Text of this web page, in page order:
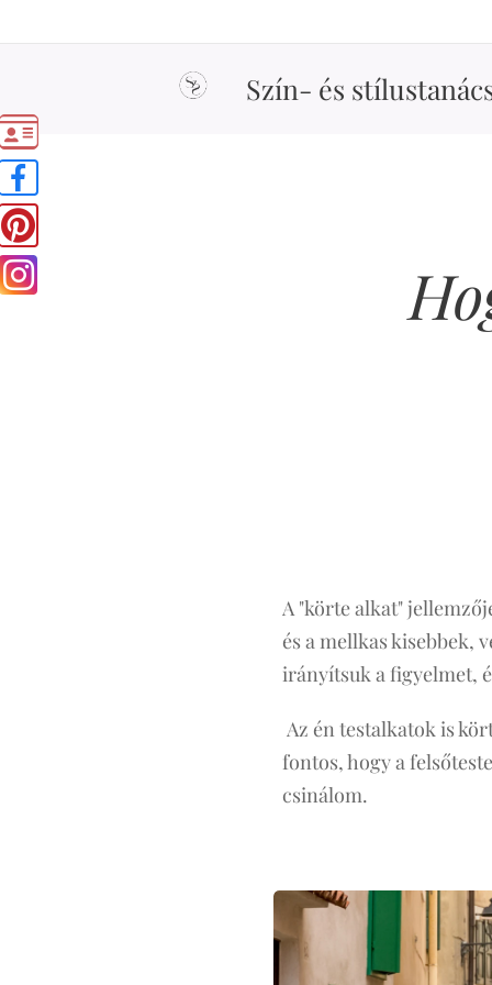
Szín- és
A "körte alkat"
és a mellkas kisebbek,
irányítsuk a figyelmet,
Az én testalkatok is
fontos, hogy a
csinálom.